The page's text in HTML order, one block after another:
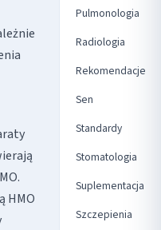
HMO
Pulmonologia
Radiologia
Rekomendacje
Sen
Standardy
Stomatologia
Suplementacja
Szczepienia